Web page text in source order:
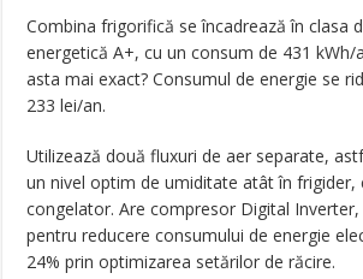
Combina frigorifică se încadrează în clasa
energetică A+, cu un consum de 431 kWh/
asta mai exact? Consumul de energie se
233 lei/an.
Utilizează două fluxuri de aer separate,
un nivel optim de umiditate atât în frigider,
congelator. Are compresor Digital
pentru reducere consumului de energie
24% prin optimizarea setărilor de răcire.